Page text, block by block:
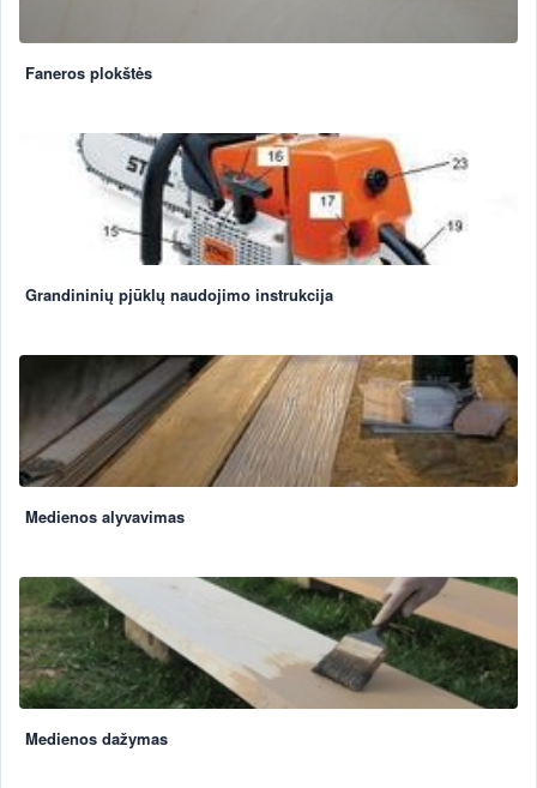
Faneros plokštės
Grandininių pjūklų naudojimo instrukcija
Medienos alyvavimas
Medienos dažymas